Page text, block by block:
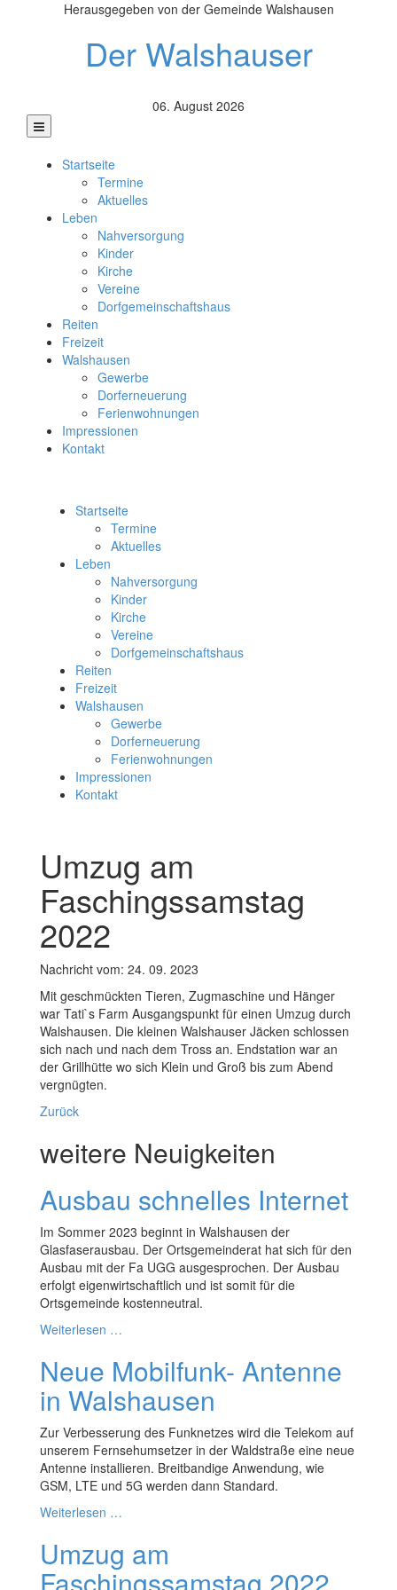
Herausgegeben von der Gemeinde Walshausen
Der Walshauser
06. August 2026
Startseite
Termine
Aktuelles
Leben
Nahversorgung
Kinder
Kirche
Vereine
Dorfgemeinschaftshaus
Reiten
Freizeit
Walshausen
Gewerbe
Dorferneuerung
Ferienwohnungen
Impressionen
Kontakt
Startseite
Termine
Aktuelles
Leben
Nahversorgung
Kinder
Kirche
Vereine
Dorfgemeinschaftshaus
Reiten
Freizeit
Walshausen
Gewerbe
Dorferneuerung
Ferienwohnungen
Impressionen
Kontakt
Umzug am
Faschingssamstag
2022
Nachricht vom: 24. 09. 2023
Mit geschmückten Tieren, Zugmaschine und Hänger
war Tati`s Farm Ausgangspunkt für einen Umzug durch
Walshausen. Die kleinen Walshauser Jäcken schlossen
sich nach und nach dem Tross an. Endstation war an
der Grillhütte wo sich Klein und Groß bis zum Abend
vergnügten.
Zurück
weitere Neuigkeiten
Ausbau schnelles Internet
Im Sommer 2023 beginnt in Walshausen der
Glasfaserausbau. Der Ortsgemeinderat hat sich für den
Ausbau mit der Fa UGG ausgesprochen. Der Ausbau
erfolgt eigenwirtschaftlich und ist somit für die
Ortsgemeinde kostenneutral.
Weiterlesen …
Neue Mobilfunk- Antenne
in Walshausen
Zur Verbesserung des Funknetzes wird die Telekom auf
unserem Fernsehumsetzer in der Waldstraße eine neue
Antenne installieren. Breitbandige Anwendung, wie
GSM, LTE und 5G werden dann Standard.
Weiterlesen …
Umzug am